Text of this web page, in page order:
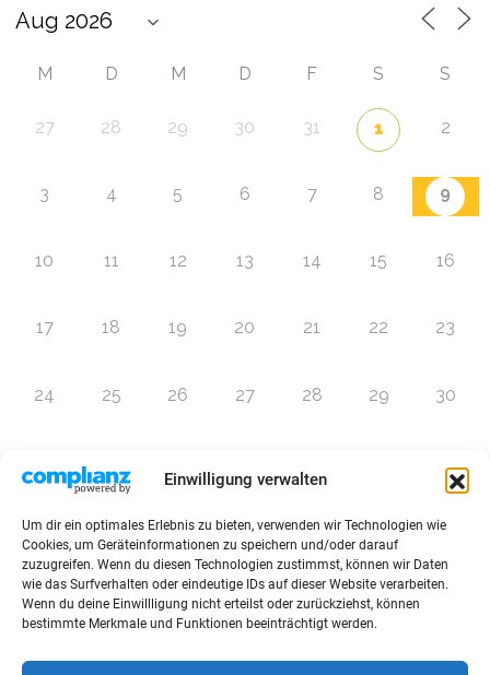
Einwilligung verwalten
Um dir ein optimales Erlebnis zu bieten, verwenden wir Technologien wie
Cookies, um Geräteinformationen zu speichern und/oder darauf
zuzugreifen. Wenn du diesen Technologien zustimmst, können wir Daten
wie das Surfverhalten oder eindeutige IDs auf dieser Website verarbeiten.
Wenn du deine Einwillligung nicht erteilst oder zurückziehst, können
bestimmte Merkmale und Funktionen beeinträchtigt werden.
M D M D F S S
27 28 29 30 31 1 2
3 4 5 6 7 8 9
10 11 12 13 14 15 16
17 18 19 20 21 22 23
24 25 26 27 28 29 30
Zur Eventübersicht